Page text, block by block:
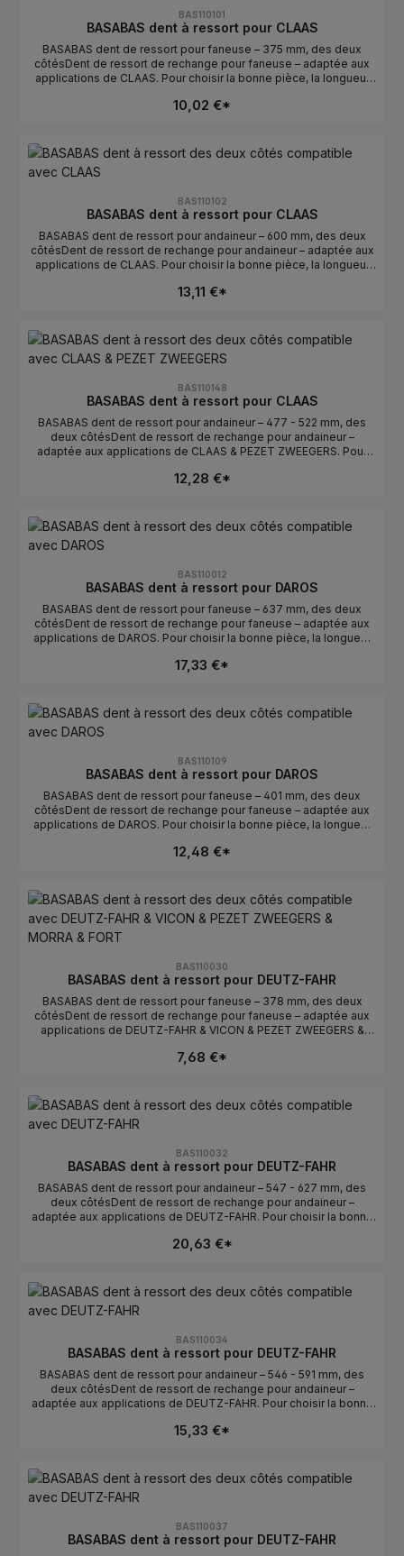
BAS110101
BASABAS dent à ressort pour CLAAS
BASABAS dent de ressort pour faneuse – 375 mm, des deux
côtésDent de ressort de rechange pour faneuse – adaptée aux
applications de CLAAS. Pour choisir la bonne pièce, la longueur
rapide en cas de dents usées ou cassées.Données
sélectionComparer avec l’ancienne pièce : la longueur et la
courbure/l’orientation doivent correspondre.Vérifier
gauche/droite : des deux côtés détermine la position de
10,02 €*
BAS110102
BASABAS dent à ressort pour CLAAS
BASABAS dent de ressort pour andaineur – 600 mm, des deux
côtésDent de ressort de rechange pour andaineur – adaptée aux
applications de CLAAS. Pour choisir la bonne pièce, la longueur
rapide en cas de dents usées ou cassées.Données
sélectionComparer avec l’ancienne pièce : la longueur et la
courbure/l’orientation doivent correspondre.Vérifier
gauche/droite : des deux côtés détermine la position de
13,11 €*
BAS110148
BASABAS dent à ressort pour CLAAS
BASABAS dent de ressort pour andaineur – 477 - 522 mm, des
deux côtésDent de ressort de rechange pour andaineur –
adaptée aux applications de CLAAS & PEZET ZWEEGERS. Pour
déterminantes. Idéale pour un remplacement rapide en cas de
PEZET ZWEEGERSFabricant : BASABASConseils de
sélectionComparer avec l’ancienne pièce : la longueur et la
courbure/l’orientation doivent correspondre.Vérifier
montage.Numéros OE : se trouvent dans l’onglet Numéros OE.
12,28 €*
BAS110012
BASABAS dent à ressort pour DAROS
BASABAS dent de ressort pour faneuse – 637 mm, des deux
côtésDent de ressort de rechange pour faneuse – adaptée aux
applications de DAROS. Pour choisir la bonne pièce, la longueur
rapide en cas de dents usées ou cassées.Données
sélectionComparer avec l’ancienne pièce : la longueur et la
courbure/l’orientation doivent correspondre.Vérifier
gauche/droite : des deux côtés détermine la position de
17,33 €*
BAS110109
BASABAS dent à ressort pour DAROS
BASABAS dent de ressort pour faneuse – 401 mm, des deux
côtésDent de ressort de rechange pour faneuse – adaptée aux
applications de DAROS. Pour choisir la bonne pièce, la longueur
rapide en cas de dents usées ou cassées.Données
sélectionComparer avec l’ancienne pièce : la longueur et la
courbure/l’orientation doivent correspondre.Vérifier
gauche/droite : des deux côtés détermine la position de
montage.Numéros OE : se trouvent dans l’onglet Numéros OE.
12,48 €*
BAS110030
BASABAS dent à ressort pour DEUTZ-FAHR
BASABAS dent de ressort pour faneuse – 378 mm, des deux
côtésDent de ressort de rechange pour faneuse – adaptée aux
applications de DEUTZ-FAHR & VICON & PEZET ZWEEGERS &
l’orientation sont déterminantes. Idéale pour un remplacement
côtésCompatible avec : DEUTZ-FAHR & VICON & PEZET
ZWEEGERS & MORRA & FORTFabricant : BASABASConseils de
sélectionComparer avec l’ancienne pièce : la longueur et la
gauche/droite : des deux côtés détermine la position de
montage.Numéros OE : se trouvent dans l’onglet Numéros OE.
7,68 €*
BAS110032
BASABAS dent à ressort pour DEUTZ-FAHR
BASABAS dent de ressort pour andaineur – 547 - 627 mm, des
deux côtésDent de ressort de rechange pour andaineur –
adaptée aux applications de DEUTZ-FAHR. Pour choisir la bonne
un remplacement rapide en cas de dents usées ou
FAHRFabricant : BASABASConseils de sélectionComparer avec
l’ancienne pièce : la longueur et la courbure/l’orientation doivent
correspondre.Vérifier gauche/droite : des deux côtés détermine
Numéros OE.
20,63 €*
BAS110034
BASABAS dent à ressort pour DEUTZ-FAHR
BASABAS dent de ressort pour andaineur – 546 - 591 mm, des
deux côtésDent de ressort de rechange pour andaineur –
adaptée aux applications de DEUTZ-FAHR. Pour choisir la bonne
un remplacement rapide en cas de dents usées ou
BASABASConseils de sélectionComparer avec l’ancienne pièce :
la longueur et la courbure/l’orientation doivent
correspondre.Vérifier gauche/droite : des deux côtés détermine
Numéros OE.
15,33 €*
BAS110037
BASABAS dent à ressort pour DEUTZ-FAHR